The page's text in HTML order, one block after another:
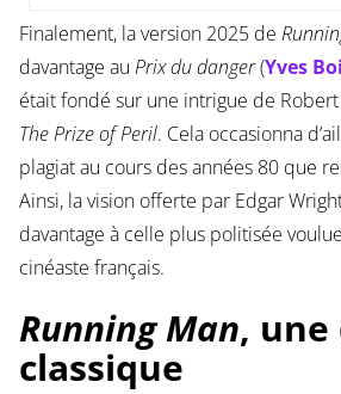
Finalement, la version 2025 de
davantage au Prix du danger(Yves
était fondé sur une intrigue de
The Prize of Peril. Cela occasionna
plagiat au cours des années 80 que
Ainsi, la vision offerte par Edgar
davantage à celle plus politisée
cinéaste français.
Running Man,
classique